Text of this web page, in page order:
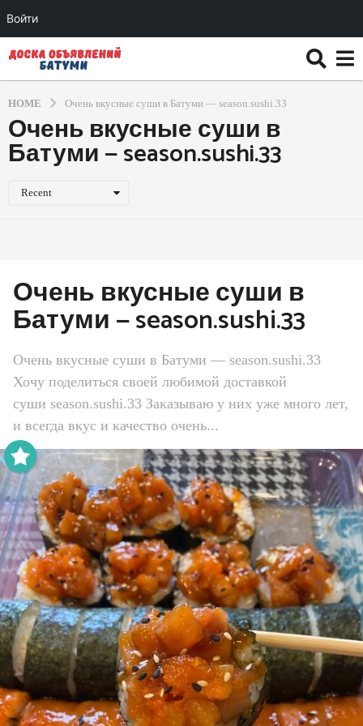
Войти
HOME Очень вкусные суши в Батуми — season.sushi.33
Очень вкусные суши в
Батуми — season.sushi.33
Recent
Очень вкусные суши в
Батуми — season.sushi.33
Очень вкусные суши в Батуми — season.sushi.33
Хочу поделиться своей любимой доставкой
суши season.sushi.33 Заказываю у них уже много лет,
и всегда вкус и качество очень...